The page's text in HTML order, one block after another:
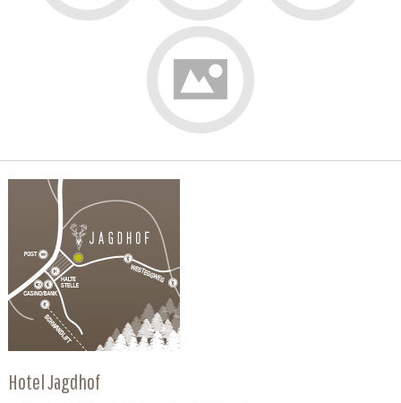
Hotel Jagdhof